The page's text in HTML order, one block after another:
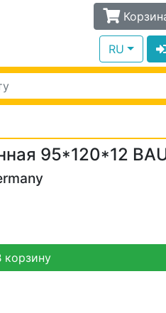
RU
95*120*12
корзину